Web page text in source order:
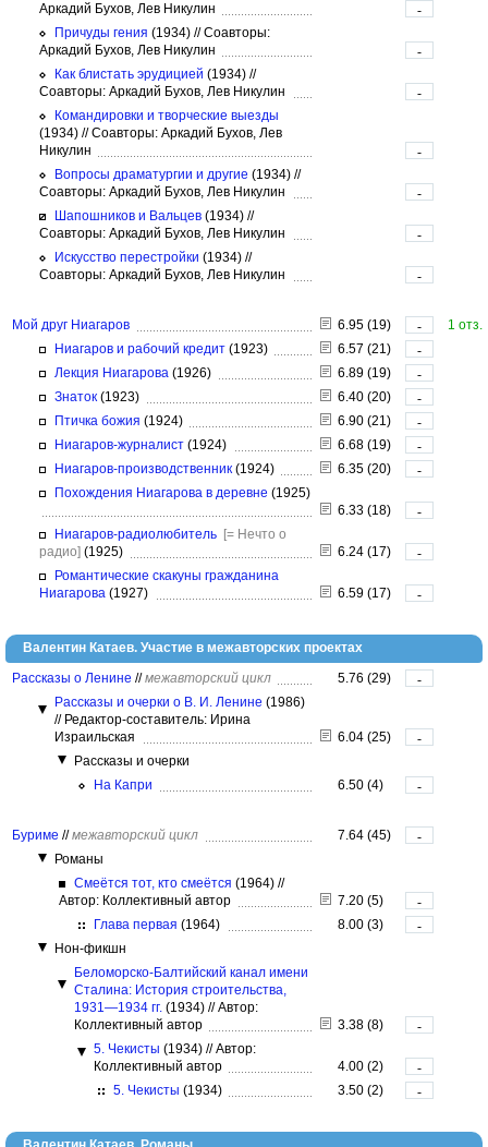
Аркадий Бухов, Лев Никулин
-
Причуды гения (1934) //Соавторы:
Аркадий Бухов, Лев Никулин
-
Как блистать эрудицией (1934) //
Соавторы: Аркадий Бухов, Лев Никулин
-
Командировки и творческие выезды
(1934) //Соавторы: Аркадий Бухов, Лев
Никулин
-
Вопросы драматургии и другие (1934) //
Соавторы: Аркадий Бухов, Лев Никулин
-
Шапошников и Вальцев (1934) //
Соавторы: Аркадий Бухов, Лев Никулин
-
Искусство перестройки (1934) //
Соавторы: Аркадий Бухов, Лев Никулин
-
Мой друг Ниагаров 6.95 (19) -
1 отз.
Ниагаров и рабочий кредит (1923) 6.57 (21)
-
Лекция Ниагарова (1926) 6.89 (19)
-
Знаток (1923) 6.40 (20)
-
Птичка божия (1924) 6.90 (21)
-
Ниагаров-журналист (1924) 6.68 (19)
-
Ниагаров-производственник (1924) 6.35 (20)
-
Похождения Ниагарова в деревне (1925)
6.33 (18)
-
Ниагаров-радиолюбитель [= Нечто о
радио] (1925) 6.24 (17)
-
Романтические скакуны гражданина
Ниагарова (1927) 6.59 (17) -
Валентин Катаев. Участие в межавторских проектах
Рассказы о Ленине // межавторский цикл 5.76 (29)
-
Рассказы и очерки о В. И. Ленине (1986)
//Редактор-составитель: Ирина
Израильская
6.04 (25)
-
Рассказы и очерки
На Капри
6.50 (4) -
Буриме // межавторский цикл 7.64 (45)
-
Романы
Смеётся тот, кто смеётся (1964) //
Автор: Коллективный автор
7.20 (5)
-
Глава первая (1964) 8.00 (3)
-
Нон-фикшн
Беломорско-Балтийский канал имени
Сталина: История строительства,
1931—1934 гг. (1934) //Автор:
Коллективный автор
3.38 (8)
-
5. Чекисты (1934) //Автор:
Коллективный автор
4.00 (2)
-
5. Чекисты (1934) 3.50 (2) -